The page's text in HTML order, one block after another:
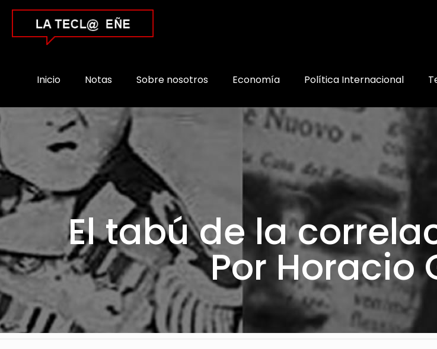
Inicio Notas Sobre nosotros Economía Política Internacional
El tabú de la
Por Horacio